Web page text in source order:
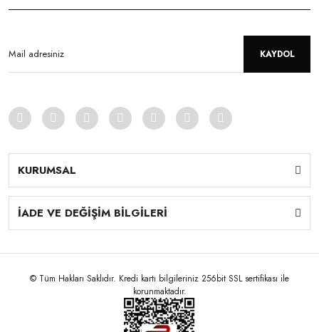
KAYDOL
KURUMSAL
İADE VE DEĞİŞİM BİLGİLERİ
© Tüm Hakları Saklıdır. Kredi kartı bilgileriniz 256bit SSL sertifikası ile
korunmaktadır.